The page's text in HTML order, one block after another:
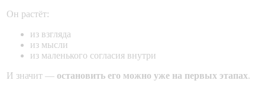
Он растёт:
из взгляда
из мысли
из маленького согласия внутри
И значит — остановить его можно уже на первых этапах.